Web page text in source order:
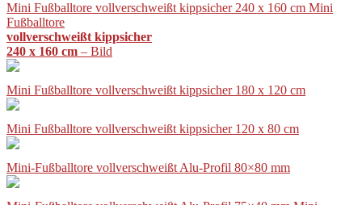
Mini Fußballtore vollverschweißt kippsicher 240 x 160 cm Mini
Fußballtore
vollverschweißt kippsicher
240 x 160 cm – Bild
Mini Fußballtore vollverschweißt kippsicher 180 x 120 cm
Mini Fußballtore vollverschweißt kippsicher 120 x 80 cm
Mini-Fußballtore vollverschweißt Alu-Profil 80×80 mm